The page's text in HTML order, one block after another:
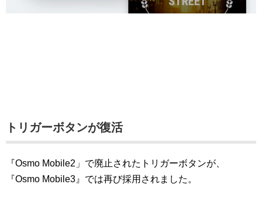
トリガーボタンが復活
『Osmo Mobile2」で廃止されたトリガーボタンが、
『Osmo Mobile3』では再び採用されました。